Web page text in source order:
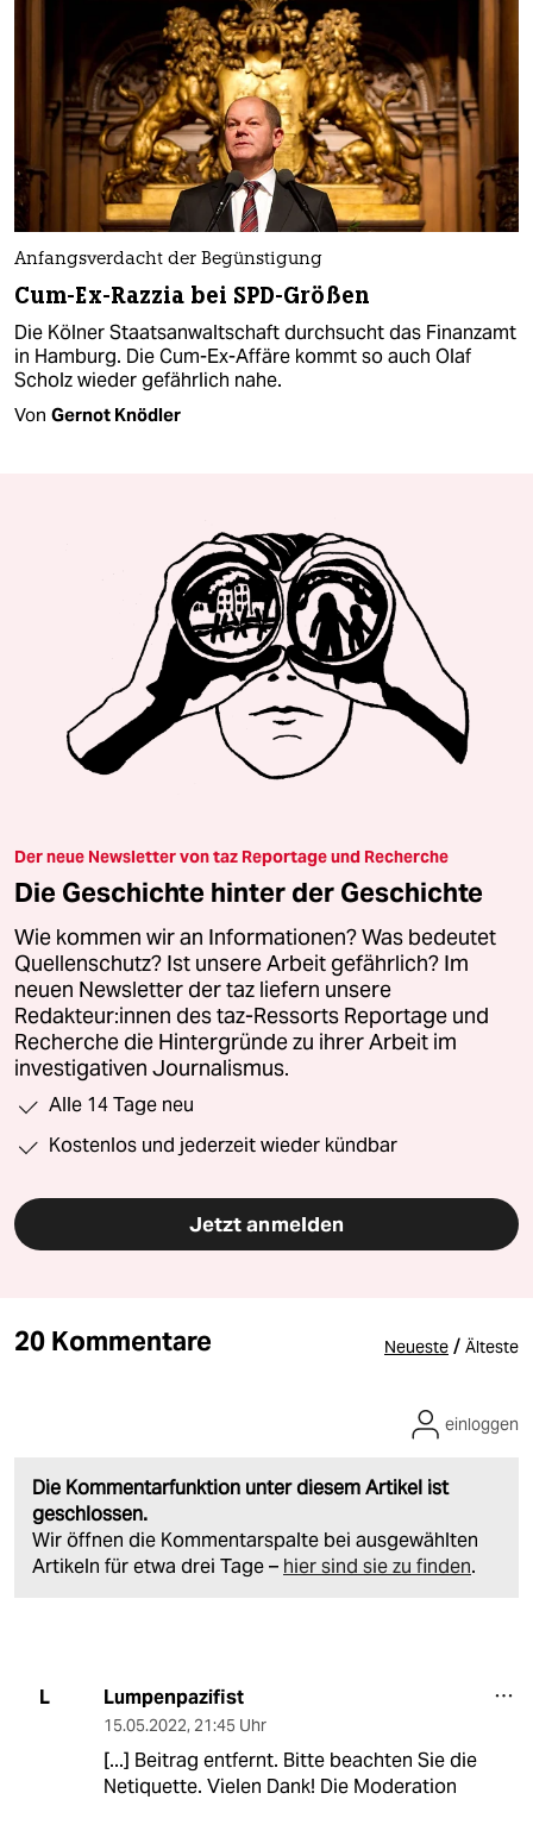
Anfangsverdacht der Begünstigung
Cum-Ex-Razzia bei SPD-Größen
Die Kölner Staatsanwaltschaft durchsucht das Finanzamt
in Hamburg. Die Cum-Ex-Affäre kommt so auch Olaf
Scholz wieder gefährlich nahe.
Von Gernot Knödler
Der neue Newsletter von taz Reportage und Recherche
Die Geschichte hinter der Geschichte
Wie kommen wir an Informationen? Was bedeutet
Quellenschutz? Ist unsere Arbeit gefährlich? Im
neuen Newsletter der taz liefern unsere
Redakteur:innen des taz-Ressorts Reportage und
Recherche die Hintergründe zu ihrer Arbeit im
investigativen Journalismus.
Alle 14 Tage neu
Kostenlos und jederzeit wieder kündbar
Jetzt anmelden
20 Kommentare Neueste / Älteste
Die Kommentarfunktion unter diesem Artikel ist
geschlossen.
Wir öffnen die Kommentarspalte bei ausgewählten
Artikeln für etwa drei Tage – hier sind sie zu finden.
einloggen
L Lumpenpazifist
15.05.2022, 21:45 Uhr
[...] Beitrag entfernt. Bitte beachten Sie die
Netiquette. Vielen Dank! Die Moderation